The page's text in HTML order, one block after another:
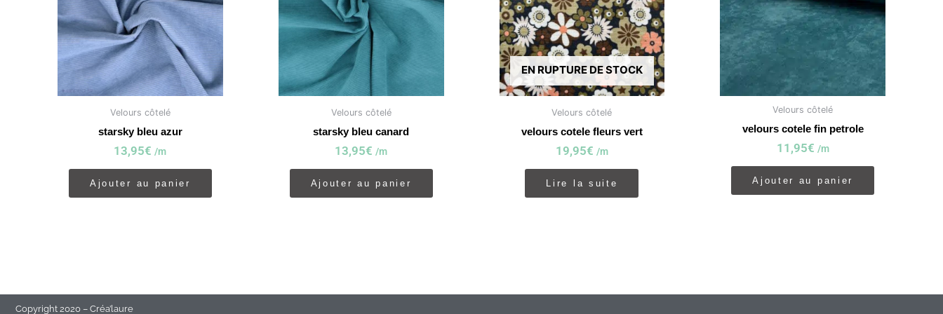
Velours côtelé
starsky bleu azur
13,95€ /m
Ajouter au panier
Velours côtelé
starsky bleu canard
13,95€ /m
Ajouter au panier
EN RUPTURE DE STOCK
Velours côtelé
velours cotele fleurs vert
19,95€ /m
Lire la suite
Velours côtelé
velours cotele fin petrole
11,95€ /m
Ajouter au panier
Copyright 2020 – Créa’laure